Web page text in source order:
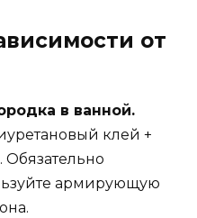
от
в ванной.
клей +
Обязательно
армирующую